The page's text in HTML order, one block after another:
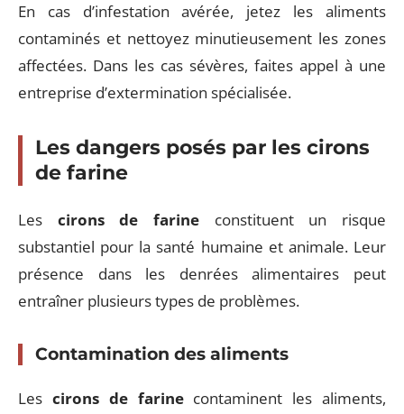
En cas d’infestation avérée, jetez les aliments
contaminés et nettoyez minutieusement les zones
affectées. Dans les cas sévères, faites appel à une
entreprise d’extermination spécialisée.
Les dangers posés par les cirons
de farine
Les cirons de farine constituent un risque
substantiel pour la santé humaine et animale. Leur
présence dans les denrées alimentaires peut
entraîner plusieurs types de problèmes.
Contamination des aliments
Les cirons de farinecontaminent les aliments,